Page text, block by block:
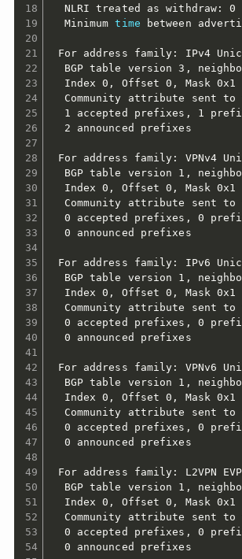
  NLRI treated as withdraw: 0
  Minimum
time between
For address family: IPv4
BGP table version 3,
  Index 0, Offset 0, Mask 0x1
Community attribute sent to
1 accepted prefixes, 1
  2 announced prefixes
For address family: VPNv4
BGP table version 1,
  Index 0, Offset 0, Mask 0x1
Community attribute sent to
0 accepted prefixes, 0
  0 announced prefixes
For address family: IPv6
BGP table version 1,
  Index 0, Offset 0, Mask 0x1
Community attribute sent to
0 accepted prefixes, 0
  0 announced prefixes
For address family: VPNv6
BGP table version 1,
  Index 0, Offset 0, Mask 0x1
Community attribute sent to
0 accepted prefixes, 0
  0 announced prefixes
For address family: L2VPN
BGP table version 1,
  Index 0, Offset 0, Mask 0x1
Community attribute sent to
0 accepted prefixes, 0
  0 announced prefixes